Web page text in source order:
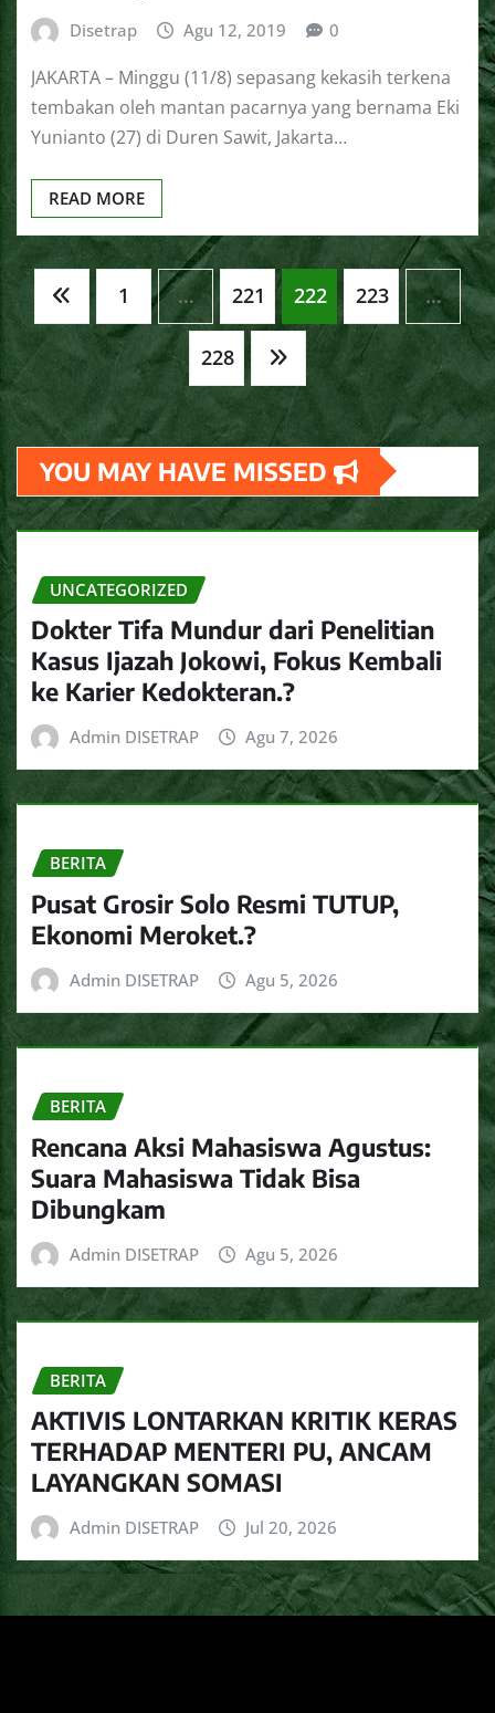
Disetrap Agu 12, 2019 0
JAKARTA – Minggu (11/8) sepasang kekasih terkena
tembakan oleh mantan pacarnya yang bernama Eki
Yunianto (27) di Duren Sawit, Jakarta…
READ MORE
Navigasi
pos
1 … 221 222 223 …
228
YOU MAY HAVE MISSED
UNCATEGORIZED
Dokter Tifa Mundur dari Penelitian
Kasus Ijazah Jokowi, Fokus Kembali
ke Karier Kedokteran.?
Admin DISETRAP Agu 7, 2026
BERITA
Pusat Grosir Solo Resmi TUTUP,
Ekonomi Meroket.?
Admin DISETRAP Agu 5, 2026
BERITA
Rencana Aksi Mahasiswa Agustus:
Suara Mahasiswa Tidak Bisa
Dibungkam
Admin DISETRAP Agu 5, 2026
BERITA
AKTIVIS LONTARKAN KRITIK KERAS
TERHADAP MENTERI PU, ANCAM
LAYANGKAN SOMASI
Admin DISETRAP Jul 20, 2026